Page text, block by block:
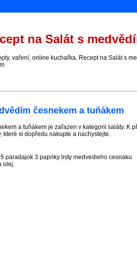
na Salát s
vaření, online kuchařka, Recept na Salát s
česnekem a tuňákem
a tuňákem je zařazen v kategorii saláty. K
které si dopředu nakupte a nachystejte.
paradajok 3 papriky listy medvedieho cesnaku
olej.